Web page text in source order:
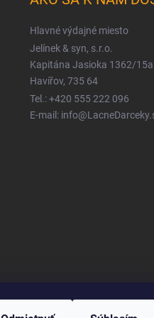
Hlavné výdajné miesto
Jelínek & syn, s.r.o.
Kapitána Jasioka 1362/15a
Havířov, 735 64
Tel.: +420 555 222 096
E-mail: